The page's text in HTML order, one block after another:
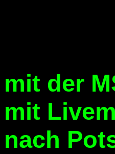
mit der
mit
nach